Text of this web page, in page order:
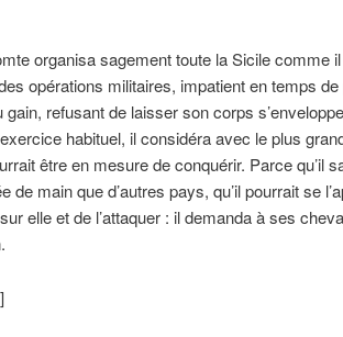
organisa sagement toute la Sicile comme
opérations militaires, impatient en temps
gain, refusant de laisser son corps
habituel, il considéra avec le plus
être en mesure de conquérir. Parce qu’il
de main que d’autres pays, qu’il pourrait se
elle et de l’attaquer : il demanda à ses